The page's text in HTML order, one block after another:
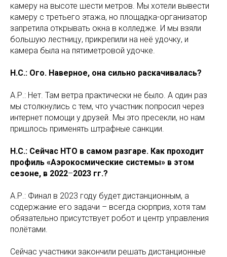
камеру на высоте шести метров. Мы хотели вывести
камеру с третьего этажа, но площадка-организатор
запретила открывать окна в колледже. И мы взяли
большую лестницу, прикрепили на неё удочку, и
камера была на пятиметровой удочке.
Н.С.: Ого. Наверное, она сильно раскачивалась?
А.Р.: Нет. Там ветра практически не было. А один раз
мы столкнулись с тем, что участник попросил через
интернет помощи у друзей. Мы это пресекли, но нам
пришлось применять штрафные санкции.
Н.С.: Сейчас НТО в самом разгаре. Как проходит
профиль «Аэрокосмические системы» в этом
сезоне, в 2022–2023 гг.?
А.Р.: Финал в 2023 году будет дистанционным, а
содержание его задачи – всегда сюрприз, хотя там
обязательно присутствует робот и центр управления
полётами.
Сейчас участники закончили решать дистанционные